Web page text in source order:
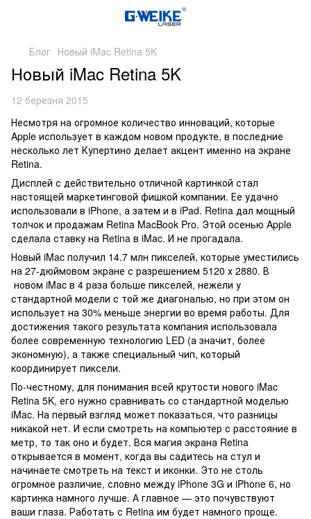
Блог Новый iMac Retina 5K
Новый iMac Retina 5K
12 березня 2015
Несмотря на огромное количество инноваций, которые
Apple использует в каждом новом продукте, в последние
несколько лет Купертино делает акцент именно на экране
Retina.
Дисплей с действительно отличной картинкой стал
настоящей маркетинговой фишкой компании. Ее удачно
использовали в iPhone, а затем и в iPad. Retina дал мощный
толчок и продажам Retina MacBook Pro. Этой осенью Apple
сделала ставку на Retina в iMac. И не прогадала.
Новый iMac получил 14.7 млн пикселей, которые уместились
на 27-дюймовом экране с разрешением 5120 х 2880. В
новом iMac в 4 раза больше пикселей, нежели у
стандартной модели с той же диагональю, но при этом он
использует на 30% меньше энергии во время работы. Для
достижения такого результата компания использовала
более современную технологию LED (а значит, более
экономную), а также специальный чип, который
координирует пиксели.
По-честному, для понимания всей крутости нового iMac
Retina 5K, его нужно сравнивать со стандартной моделью
iMac. На первый взгляд может показаться, что разницы
никакой нет. И если смотреть на компьютер с расстояние в
метр, то так оно и будет. Вся магия экрана Retina
открывается в момент, когда вы садитесь на стул и
начинаете смотреть на текст и иконки. Это не столь
огромное различие, словно между iPhone 3G и iPhone 6, но
картинка намного лучше. А главное — это почувствуют
ваши глаза. Работать с Retina им будет намного проще.